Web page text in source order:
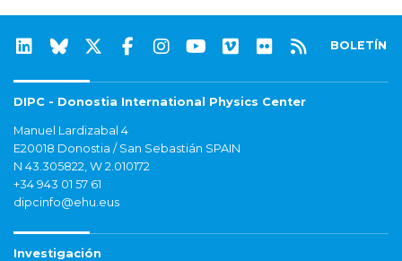
BOLETÍN
DIPC - Donostia International Physics Center
Manuel Lardizabal 4
E20018 Donostia / San Sebastián SPAIN
N 43.305822, W 2.010172
+34 943 01 57 61
dipcinfo@ehu.eus
Investigación